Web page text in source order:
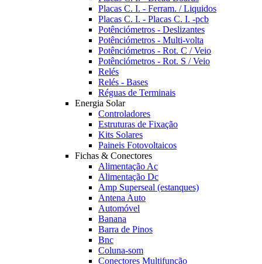
Placas C. I. - Ferram. / Liquidos
Placas C. I. - Placas C. I. -pcb
Potênciómetros - Deslizantes
Potênciómetros - Multi-volta
Potênciómetros - Rot. C / Veio
Potênciómetros - Rot. S / Veio
Relés
Relés - Bases
Réguas de Terminais
Energia Solar
Controladores
Estruturas de Fixação
Kits Solares
Paineis Fotovoltaicos
Fichas & Conectores
Alimentação Ac
Alimentação Dc
Amp Superseal (estanques)
Antena Auto
Automóvel
Banana
Barra de Pinos
Bnc
Coluna-som
Conectores Multifunção